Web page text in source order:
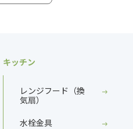
キッチン
レンジフード（換
気扇）
水栓金具